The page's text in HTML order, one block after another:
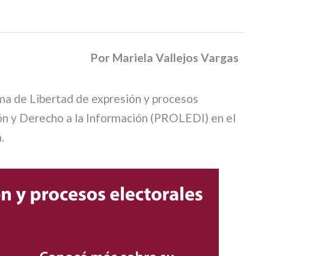
Por Mariela Vallejos Vargas
de Libertad de expresión y procesos
y Derecho a la Información (PROLEDI) en el